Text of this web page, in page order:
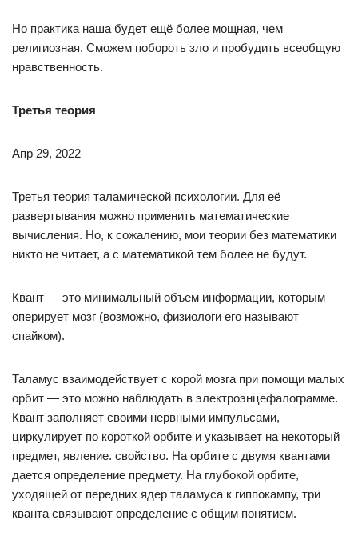
Но практика наша будет ещё более мощная, чем
религиозная. Сможем побороть зло и пробудить всеобщую
нравственность.
Третья теория
Апр 29, 2022
Третья теория таламической психологии. Для её
развертывания можно применить математические
вычисления. Но, к сожалению, мои теории без математики
никто не читает, а с математикой тем более не будут.
Квант — это минимальный объем информации, которым
оперирует мозг (возможно, физиологи его называют
спайком).
Таламус взаимодействует с корой мозга при помощи малых
орбит — это можно наблюдать в электроэнцефалограмме.
Квант заполняет своими нервными импульсами,
циркулирует по короткой орбите и указывает на некоторый
предмет, явление. свойство. На орбите с двумя квантами
дается определение предмету. На глубокой орбите,
уходящей от передних ядер таламуса к гиппокампу, три
кванта связывают определение с общим понятием.